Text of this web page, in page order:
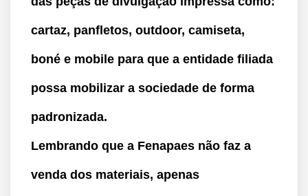
cartaz, panfletos, outdoor, camiseta,
boné e mobile para que a entidade filiada
possa mobilizar a sociedade de forma
padronizada.
Lembrando que a Fenapaes não faz a
venda dos materiais, apenas